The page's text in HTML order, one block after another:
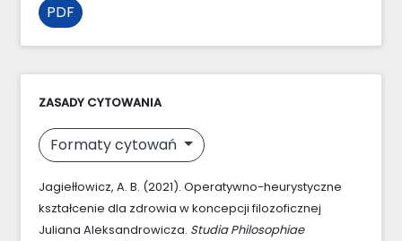
PDF
ZASADY CYTOWANIA
Formaty cytowań
Jagiełłowicz, A. B. (2021). Operatywno-heurystyczne
kształcenie dla zdrowia w koncepcji filozoficznej
Juliana Aleksandrowicza. Studia Philosophiae